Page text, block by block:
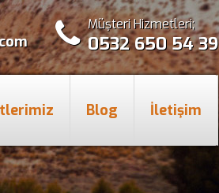
Müşteri Hizmetleri;
0532 650 54 39
Blog İletişim